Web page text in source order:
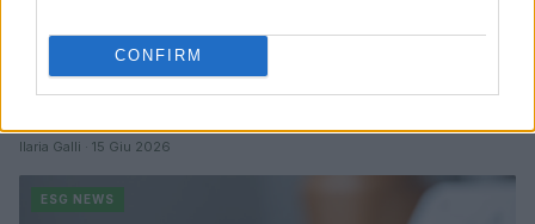
CONFIRM
Sanità sarda e transizione verde: tra case della
Ilaria Galli · 15 Giu 2026
ESG NEWS